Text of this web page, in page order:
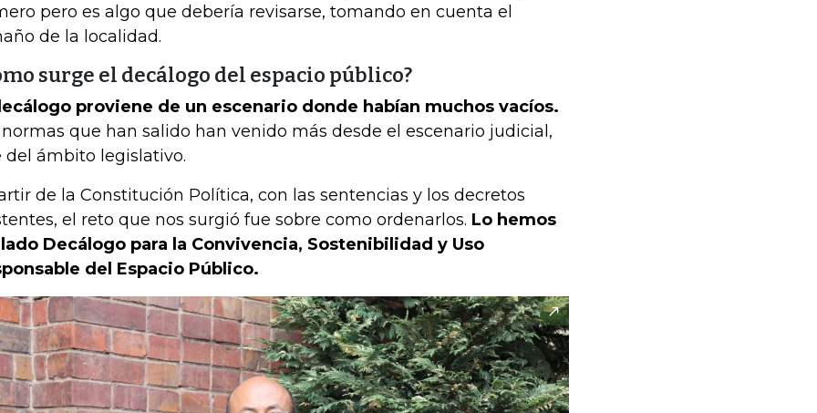
pero es algo que debería revisarse, tomando en cuenta el
de la localidad.
surge el decálogo del espacio público?
proviene de un escenario donde habían muchos vacíos.
normas que han salido han venido más desde el escenario judicial,
del ámbito legislativo.
de la Constitución Política, con las sentencias y los decretos
el reto que nos surgió fue sobre como ordenarlos. Lo hemos
Decálogo para la Convivencia, Sostenibilidad y Uso
del Espacio Público.